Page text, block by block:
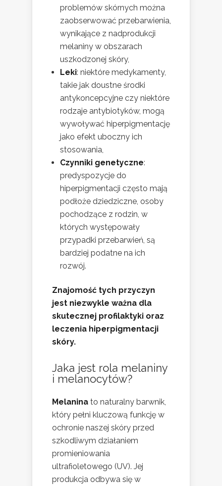
problemów skórnych można
zaobserwować przebarwienia,
wynikające z nadprodukcji
melaniny w obszarach
uszkodzonej skóry,
Leki: niektóre medykamenty,
takie jak doustne środki
antykoncepcyjne czy niektóre
rodzaje antybiotyków, mogą
wywoływać hiperpigmentację
jako efekt uboczny ich
stosowania,
Czynniki genetyczne:
predyspozycje do
hiperpigmentacji często mają
podłoże dziedziczne, osoby
pochodzące z rodzin, w
których występowały
przypadki przebarwień, są
bardziej podatne na ich
rozwój.
Znajomość tych przyczyn
jest niezwykle ważna dla
skutecznej profilaktyki oraz
leczenia hiperpigmentacji
skóry.
Jaka jest rola melaniny
i melanocytów?
Melanina to naturalny barwnik,
który pełni kluczową funkcję w
ochronie naszej skóry przed
szkodliwym działaniem
promieniowania
ultrafioletowego (UV). Jej
produkcja odbywa się w